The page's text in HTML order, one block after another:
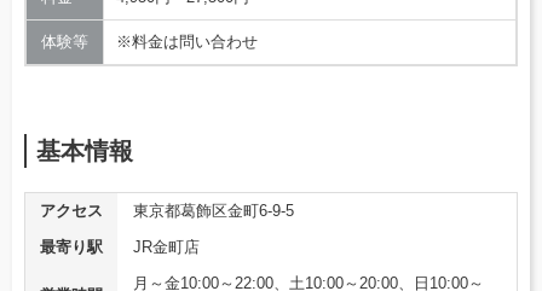
体験等 ※料金は問い合わせ
基本情報
アクセス
東京都葛飾区金町6-9-5
最寄り駅
JR金町店
月～金10:00～22:00、土10:00～20:00、日10:00～